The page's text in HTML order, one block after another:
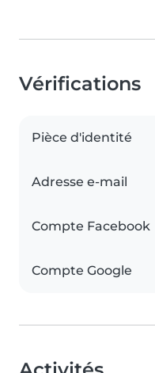
Vérifications
Pièce d'identité
Adresse e-mail
Compte Facebook
Compte Google